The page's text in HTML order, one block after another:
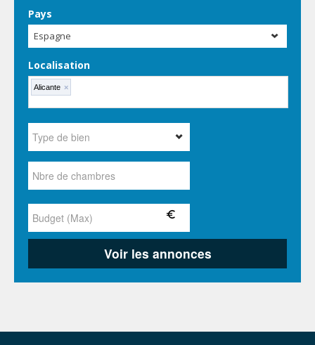
Pays
Espagne
Localisation
Alicante ×